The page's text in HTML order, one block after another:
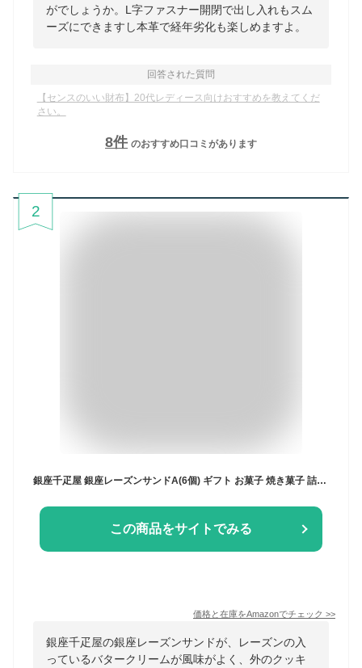
がでしょうか。L字ファスナー開閉で出し入れもスム
ーズにできますし本革で経年劣化も楽しめますよ。
回答された質問
【センスのいい財布】20代レディース向けおすすめを教えてくだ
さい。
8件 のおすすめ口コミがあります
2
この商品をサイトでみる
価格と在庫をAmazonでチェック >>
銀座千疋屋の銀座レーズンサンドが、レーズンの入
っているバタークリームが風味がよく、外のクッキ